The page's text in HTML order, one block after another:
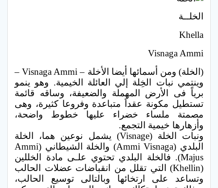
الخلــة
Khella
Visnaga Ammi
(الخلة) ومن أسمائها أيضا الأخلة – Visnaga Ammi –
وينتمي نبات الخِلة إلي العائلة الخيمية. وهو ينمو
برياً فى الأرض المهملة والضعيفة، وساقه قائمة
تستطيل مكونة عقداََ متباعدة وفروعا كثيرة، وهى
مصمتة ملساء خضراء عليها خطوط واضحة،
وأزهارها خيمية التجمع.
ونبات الخلة (Visnage) يشمل نوعين هما، الخلة
البلدي (Ammi Visnaga) والخلة الشيطاني (Ammi
Majus). فالخلة البلدي تحتوي علـى مادة الخللين
(Khellin) التي تقلل من انقباضات عضلات الحالب
وتساعد على ارتخائها وبالتالى توسيع الحالب،